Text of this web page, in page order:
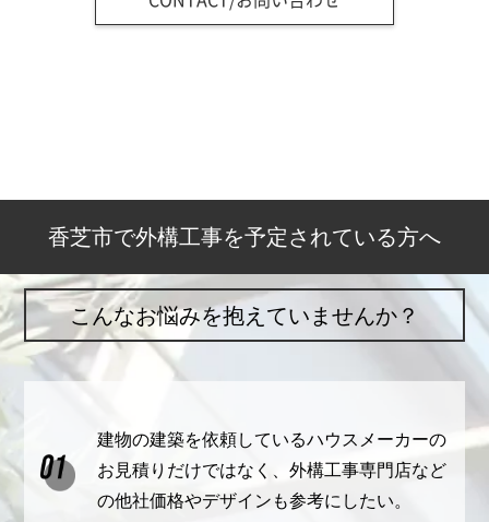
香芝市で外構工事を予定されている方へ
こんなお悩みを抱えていませんか？
建物の建築を依頼しているハウスメーカーの
お見積りだけではなく、外構工事専門店など
の他社価格やデザインも参考にしたい。